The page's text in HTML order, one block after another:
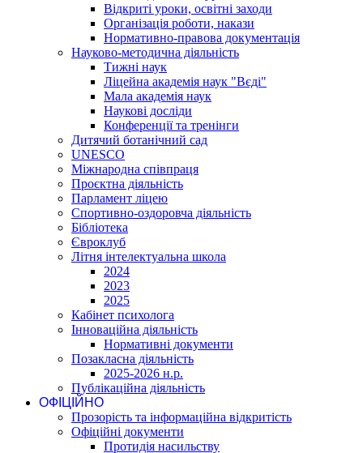
Відкриті уроки, освітні заходи
Організація роботи, накази
Нормативно-правова документація
Науково-методична діяльність
Тижні наук
Ліцейна академія наук "Вєді"
Мала академія наук
Наукові досліди
Конференції та тренінги
Дитячий ботанічний сад
UNESCO
Міжнародна співпраця
Проєктна діяльність
Парламент ліцею
Спортивно-оздоровча діяльність
Бібліотека
Євроклуб
Літня інтелектуальна школа
2024
2023
2025
Кабінет психолога
Інноваційна діяльність
Нормативні документи
Позакласна діяльність
2025-2026 н.р.
Публікаційна діяльність
ОФІЦІЙНО
Прозорість та інформаційна відкритість
Офіційні документи
Протидія насильству